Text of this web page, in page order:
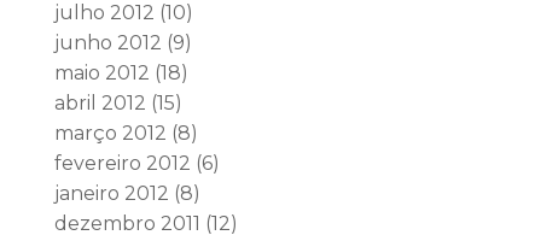
julho 2012 (10)
junho 2012 (9)
maio 2012 (18)
abril 2012 (15)
março 2012 (8)
fevereiro 2012 (6)
janeiro 2012 (8)
dezembro 2011 (12)